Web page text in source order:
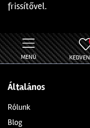
frissítővel.
MENÜ
Általános
Rólunk
Blog